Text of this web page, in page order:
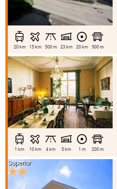
20 km 15 km 500 m 23 km 20 km 500 m
1 km 10 km 4 km 5 km 1 m 200 m
Superior